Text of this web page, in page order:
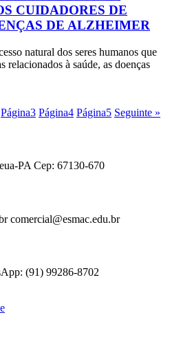
CUIDADORES DE
DE ALZHEIMER
natural dos seres humanos que
relacionados à saúde, as doenças
Página3 Página4 Página5 Seguinte »
PA Cep: 67130-670
comercial@esmac.edu.br
(91) 99286-8702